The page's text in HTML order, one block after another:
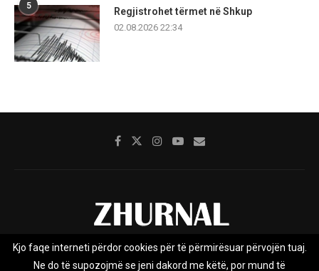
5
Regjistrohet tërmet në Shkup
02.08.2026 22:34
Rreth nesh Impresumi Marketing
Kjo faqe interneti përdor cookies për të përmirësuar përvojën tuaj.
Ne do të supozojmë se jeni dakord me këtë, por mund të